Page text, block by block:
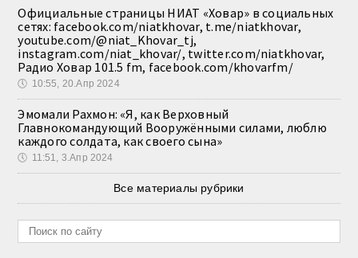
Официальные страницы НИАТ «Ховар» в социальных
сетях: facebook.com/niatkhovar, t.me/niatkhovar,
youtube.com/@niat_Khovar_tj,
instagram.com/niat_khovar/, twitter.com/niatkhovar,
Радио Ховар 101.5 fm, facebook.com/khovarfm/
🕔 10:55, 20.Апр 2024
Эмомали Рахмон: «Я, как Верховный
Главнокомандующий Вооружёнными силами, люблю
каждого солдата, как своего сына»
🕔 11:51, 3.Апр 2024
Все материалы рубрики